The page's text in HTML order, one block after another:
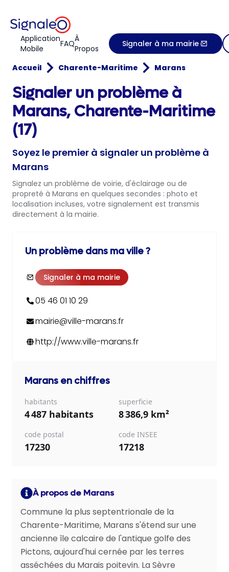
Application
Mobile
FAQÀ
Propos
Signaler à ma mairie
Accueil Charente-Maritime Marans
Signaler un problème à
Marans, Charente-Maritime
(17)
Soyez le premier à signaler un problème à
Marans
Signalez un problème de voirie, d'éclairage ou de
propreté à Marans en quelques secondes : photo et
localisation incluses, votre signalement est transmis
directement à la mairie.
Un problème dans ma ville ?
Signaler à ma mairie
05 46 01 10 29
mairie@ville-marans.fr
http://www.ville-marans.fr
Marans en chiffres
habitants
4 487 habitants
superficie
8 386,9 km²
code postal
17230
code INSEE
17218
À propos de Marans
Commune la plus septentrionale de la
Charente-Maritime, Marans s'étend sur une
ancienne île calcaire de l'antique golfe des
Pictons, aujourd'hui cernée par les terres
asséchées du Marais poitevin. La Sèvre